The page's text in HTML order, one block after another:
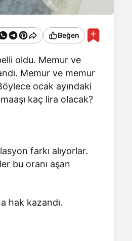
Beğen
oldu. Memur ve
Memur ve memur
ocak ayındaki
kaç lira olacak?
farkı alıyorlar.
bu oranı aşan
hak kazandı.